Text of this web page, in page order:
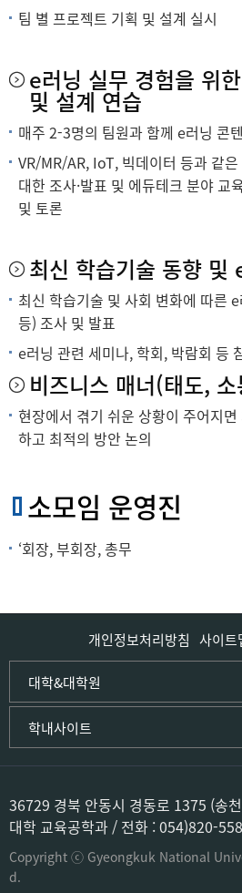
팀 별 프로젝트 기획 및 설계 실시
e러닝 실무 경험을 위
및 설계 연습
매주 2-3명의 팀원과 함께 e러닝 콘
VR/MR/AR, IoT, 빅데이터 등과 같
대한 조사·발표 및 에듀테크 분야 교
및 토론
최신 학습기술 동향 및
최신 학습기술 및 사회 변화에 따른
등) 조사 및 발표
e러닝 관련 세미나, 학회, 박람회 등
비즈니스 매너(태도,
현장에서 겪기 쉬운 상황이 주어지
하고 최적의 방안 논의
소모임 운영진
‘회장, 부회장, 총무
개인정보처리방침 사이트
대학&대학원
인문사회·IT대학
인문·문화학부
국어국문학전공
중국어문·문화학전공
한자문화콘텐츠학전공
미디어문화커뮤니케이션학전공
사학전공
컴퓨터·소프트웨어공학부
컴퓨터공학전공
학내사이트
국립경국대학교
(재)국립경국대학교발전기금
공용S/W관리시스템
공자학원
공학교육인증시스템
과학영재교육원
교육혁신본부
36729 경북 안동시 경동로 1375 (송
대학 교육공학과 / 전화 : 054)820-
Copyright ⓒ Gyeongkuk National
d.